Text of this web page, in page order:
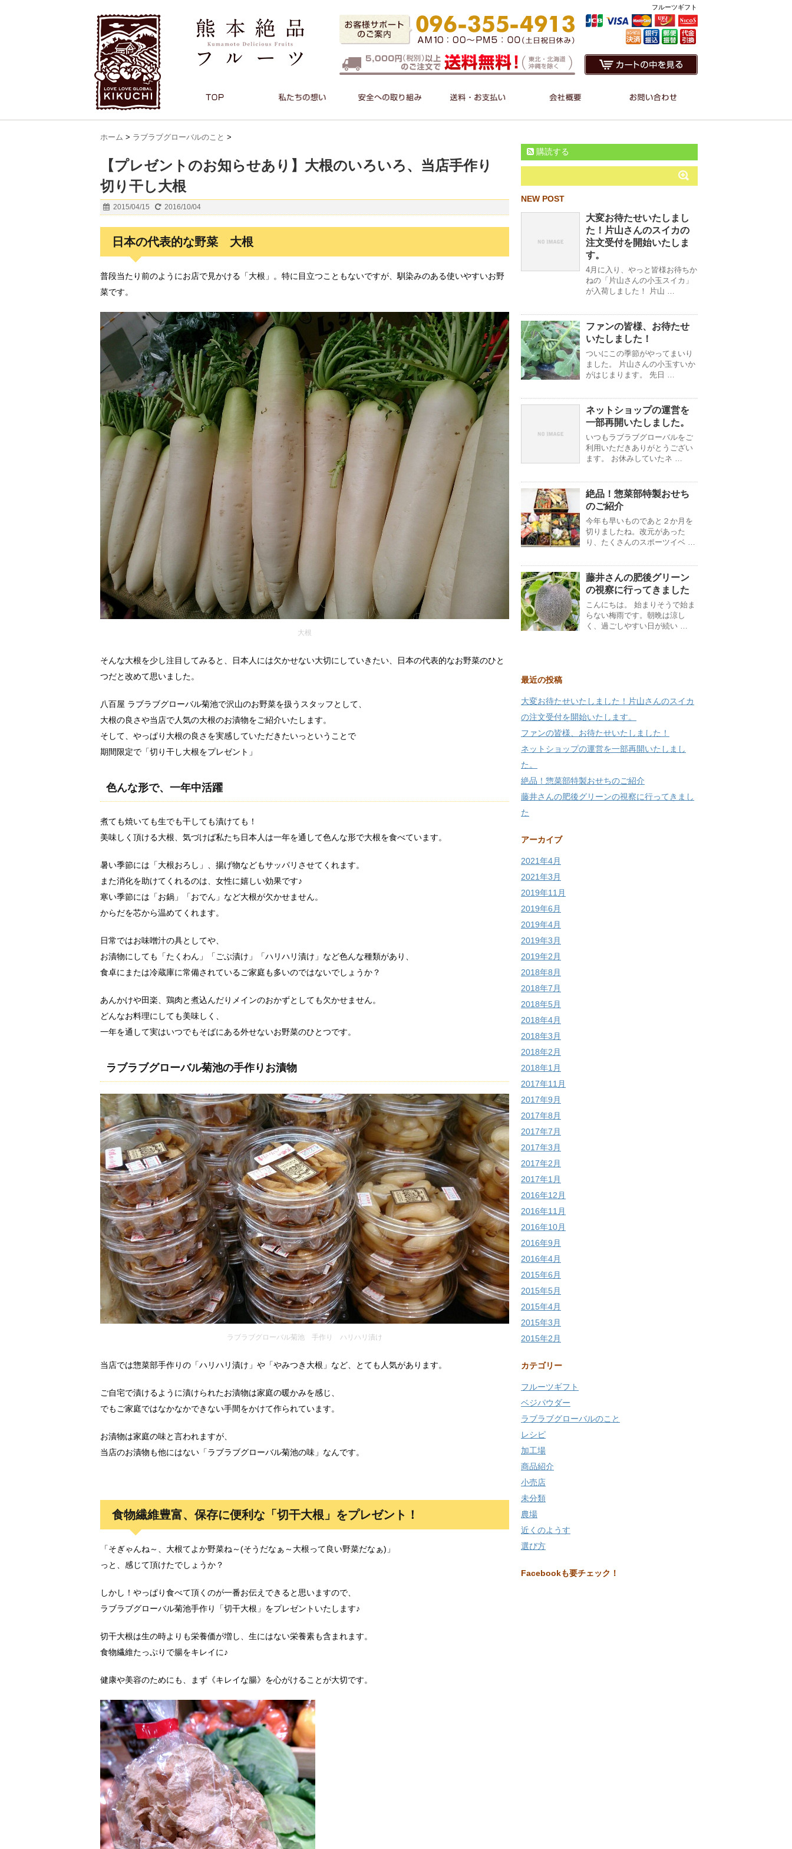
フルーツギフト
ホーム > ラブラブグローバルのこと >
【プレゼントのお知らせあり】大根のいろいろ、当店手作り
切り干し大根
2015/04/15 2016/10/04
日本の代表的な野菜 大根
普段当たり前のようにお店で見かける「大根」。特に目立つこともないですが、馴染みのある使いやすいお野
菜です。
大根
そんな大根を少し注目してみると、日本人には欠かせない大切にしていきたい、日本の代表的なお野菜のひと
つだと改めて思いました。
八百屋 ラブラブグローバル菊池で沢山のお野菜を扱うスタッフとして、
大根の良さや当店で人気の大根のお漬物をご紹介いたします。
そして、やっぱり大根の良さを実感していただきたいっということで
期間限定で「切り干し大根をプレゼント」
色んな形で、一年中活躍
煮ても焼いても生でも干しても漬けても！
美味しく頂ける大根、気づけば私たち日本人は一年を通して色んな形で大根を食べています。
暑い季節には「大根おろし」、揚げ物などもサッパリさせてくれます。
また消化を助けてくれるのは、女性に嬉しい効果です♪
寒い季節には「お鍋」「おでん」など大根が欠かせません。
からだを芯から温めてくれます。
日常ではお味噌汁の具としてや、
お漬物にしても「たくわん」「ごぶ漬け」「ハリハリ漬け」など色んな種類があり、
食卓にまたは冷蔵庫に常備されているご家庭も多いのではないでしょうか？
あんかけや田楽、鶏肉と煮込んだりメインのおかずとしても欠かせません。
どんなお料理にしても美味しく、
一年を通して実はいつでもそばにある外せないお野菜のひとつです。
ラブラブグローバル菊池の手作りお漬物
ラブラブグローバル菊池 手作り ハリハリ漬け
当店では惣菜部手作りの「ハリハリ漬け」や「やみつき大根」など、とても人気があります。
ご自宅で漬けるように漬けられたお漬物は家庭の暖かみを感じ、
でもご家庭ではなかなかできない手間をかけて作られています。
お漬物は家庭の味と言われますが、
当店のお漬物も他にはない「ラブラブグローバル菊池の味」なんです。
食物繊維豊富、保存に便利な「切干大根」をプレゼント！
「そぎゃんね～、大根てよか野菜ね～(そうだなぁ～大根って良い野菜だなぁ)」
っと、感じて頂けたでしょうか？
しかし！やっぱり食べて頂くのが一番お伝えできると思いますので、
ラブラブグローバル菊池手作り「切干大根」をプレゼントいたします♪
切干大根は生の時よりも栄養価が増し、生にはない栄養素も含まれます。
食物繊維たっぷりで腸をキレイに♪
健康や美容のためにも、まず《キレイな腸》を心がけることが大切です。
購読する
NEW POST
大変お待たせいたしまし
た！片山さんのスイカの
注文受付を開始いたしま
す。
4月に入り、やっと皆様お待ちか
ねの「片山さんの小玉スイカ」
が入荷しました！ 片山 …
ファンの皆様、お待たせ
いたしました！
ついにこの季節がやってまいり
ました。 片山さんの小玉すいか
がはじまります。 先日 …
ネットショップの運営を
一部再開いたしました。
いつもラブラブグローバルをご
利用いただきありがとうござい
ます。 お休みしていたネ …
絶品！惣菜部特製おせち
のご紹介
今年も早いものであと２か月を
切りましたね。改元があった
り、たくさんのスポーツイベ …
藤井さんの肥後グリーン
の視察に行ってきました
こんにちは。 始まりそうで始ま
らない梅雨です。朝晩は涼し
く、過ごしやすい日が続い …
最近の投稿
大変お待たせいたしました！片山さんのスイカ
の注文受付を開始いたします。
ファンの皆様、お待たせいたしました！
ネットショップの運営を一部再開いたしまし
た。
絶品！惣菜部特製おせちのご紹介
藤井さんの肥後グリーンの視察に行ってきまし
た
アーカイブ
2021年4月
2021年3月
2019年11月
2019年6月
2019年4月
2019年3月
2019年2月
2018年8月
2018年7月
2018年5月
2018年4月
2018年3月
2018年2月
2018年1月
2017年11月
2017年9月
2017年8月
2017年7月
2017年3月
2017年2月
2017年1月
2016年12月
2016年11月
2016年10月
2016年9月
2016年4月
2015年6月
2015年5月
2015年4月
2015年3月
2015年2月
カテゴリー
フルーツギフト
ベジパウダー
ラブラブグローバルのこと
レシピ
加工場
商品紹介
小売店
未分類
農場
近くのようす
選び方
Facebookも要チェック！